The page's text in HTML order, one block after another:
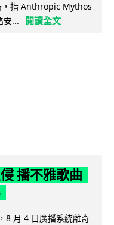
，指 Anthropic Mythos
安...
閱讀全文
播不雅歌曲
8 月 4 日廣播系統離奇